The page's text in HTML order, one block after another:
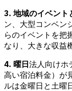
3. 地域のイベント
ン、大型コンベン
らのイベントを把
なり、大きな収益
4. 曜日法人向け
高い宿泊料金）が
ルは金曜日と土曜